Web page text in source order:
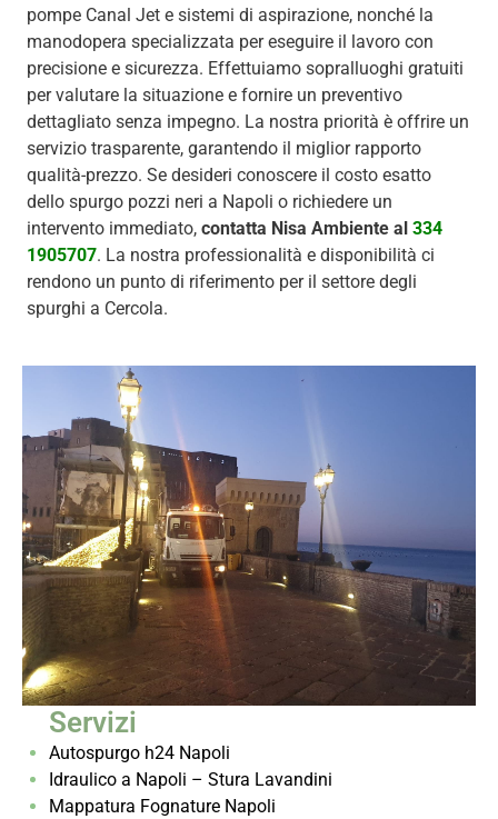
pompe Canal Jet e sistemi di aspirazione, nonché la
manodopera specializzata per eseguire il lavoro con
precisione e sicurezza. Effettuiamo sopralluoghi gratuiti
per valutare la situazione e fornire un preventivo
dettagliato senza impegno. La nostra priorità è offrire un
servizio trasparente, garantendo il miglior rapporto
qualità-prezzo. Se desideri conoscere il costo esatto
dello spurgo pozzi neri a Napoli o richiedere un
intervento immediato, contatta Nisa Ambiente al 334
1905707. La nostra professionalità e disponibilità ci
rendono un punto di riferimento per il settore degli
spurghi a Cercola.
Servizi
Autospurgo h24 Napoli
Idraulico a Napoli – Stura Lavandini
Mappatura Fognature Napoli